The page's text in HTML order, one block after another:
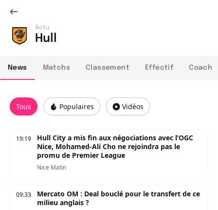
Actu
Hull
News Matchs Classement Effectif Coach
Tous Populaires Vidéos
19:19
Hull City a mis fin aux négociations avec l’OGC
Nice, Mohamed-Ali Cho ne rejoindra pas le
promu de Premier League
Nice Matin
09:33
Mercato OM : Deal bouclé pour le transfert de ce
milieu anglais ?